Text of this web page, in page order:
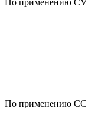
По применению CC